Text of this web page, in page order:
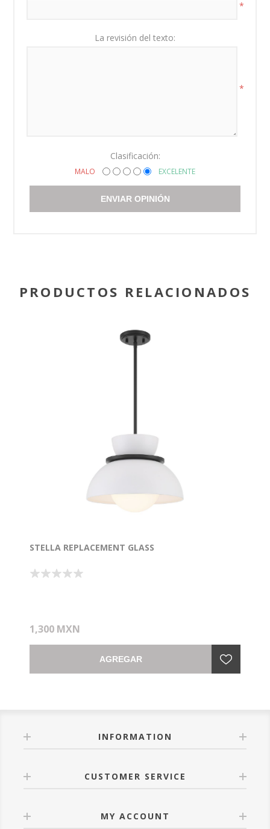
*
La revisión del texto:
*
Clasificación:
MALO EXCELENTE
ENVIAR OPINIÓN
PRODUCTOS RELACIONADOS
STELLA REPLACEMENT GLASS
1,300 MXN
AGREGAR
INFORMATION
CUSTOMER SERVICE
MY ACCOUNT